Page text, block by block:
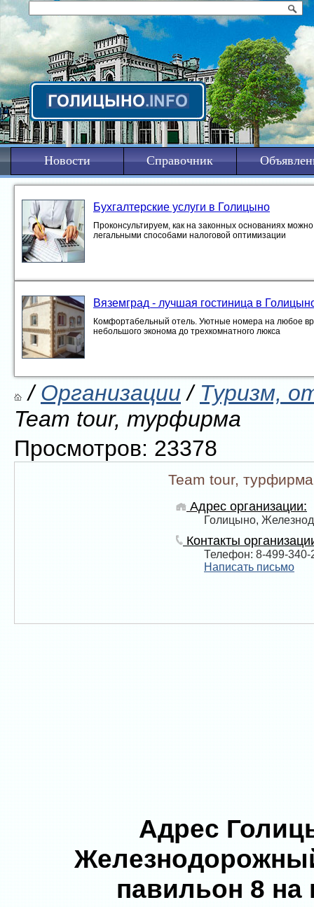
Новости Справочник
Бухгалтерские услуги в Голицыно
Проконсультируем, как на законных основаниях
легальными способами налоговой оптимизации
Вяземград - лучшая гостиница в
Комфортабельный отель. Уютные номера на любое
небольшого эконома до трехкомнатного люкса
/Организации/Туризм,
Team tour, турфирма
Просмотров: 23378
Team tour, турфирма
Адрес организации:
Голицыно,
Контакты
Телефон: 8-499-340-
Написать письмо
Адрес
павильон 8 на